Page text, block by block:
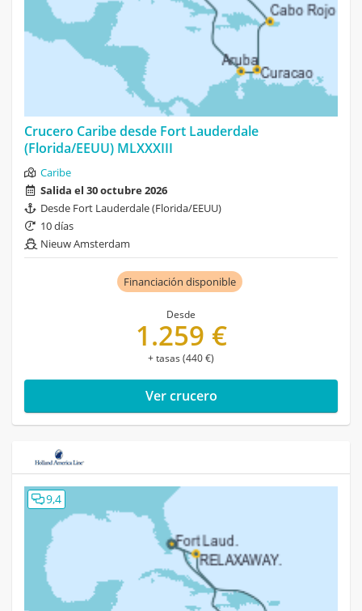
Crucero Caribe desde Fort Lauderdale
(Florida/EEUU) MLXXXIII
Caribe
Salida el 30 octubre 2026
Desde Fort Lauderdale (Florida/EEUU)
10 días
Nieuw Amsterdam
Financiación disponible
Desde
1.259 €
+ tasas (440 €)
Ver crucero
9,4